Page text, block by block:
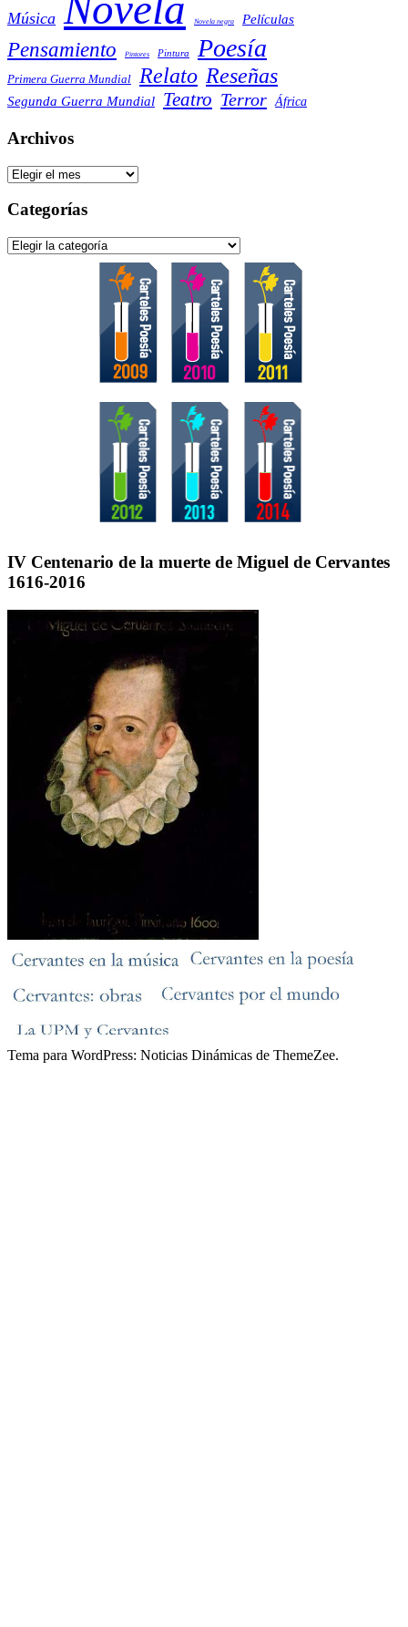
Música Novela negra Películas
Pensamiento Pintores Pintura Poesía
Primera Guerra Mundial Relato Reseñas
Segunda Guerra Mundial Teatro Terror África
Archivos
Archivos
Categorías
Categorías
IV Centenario de la muerte de Miguel de Cervantes
1616-2016
Tema para WordPress: Noticias Dinámicas de ThemeZee.